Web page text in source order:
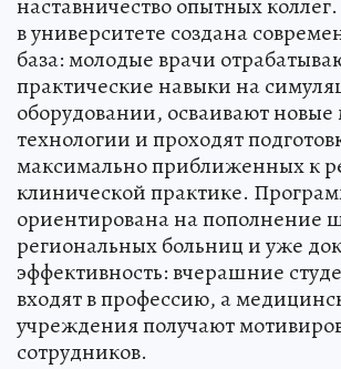
наставничество опытных
в университете создана
база: молодые врачи
практические навыки на
оборудовании, осваивают
технологии и проходят
максимально приближенных к
клинической практике.
ориентирована на пополнение
региональных больниц и уже
эффективность: вчерашние
входят в профессию, а
учреждения получают
сотрудников.